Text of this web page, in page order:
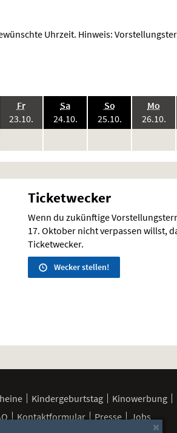
Uhrzeit. Hinweis:
Fr.,
23.10. 2026:
Vorstellungen
Sa.,
24.10. 2026:
Vorstellungen
So.,
25.10. 2026:
Vorstellungen
Mo
26.10.
Ticketwecker
Wenn du zukünftige
17. Oktober nicht verpassen willst,
Ticketwecker.
Wecker stellen!
Kindergeburtstag Kinowerbung
Kontaktformular Presse Jobs
×